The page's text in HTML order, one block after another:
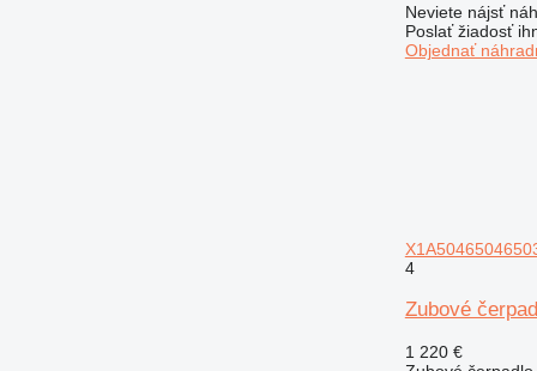
Neviete nájsť
Poslať žiadosť
Objednať
4
Zubové
1 220 €